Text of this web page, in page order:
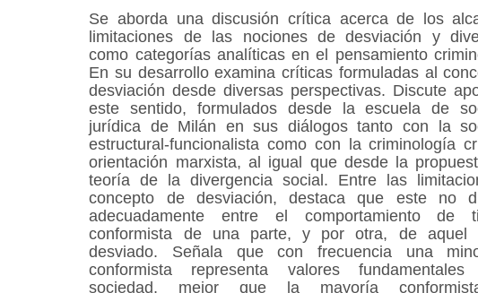
Se aborda una discusión crítica acerca de los
limitaciones de las nociones de desviación y
como categorías analíticas en el pensamiento
En su desarrollo examina críticas formuladas al
desviación desde diversas perspectivas. Discute
este sentido, formulados desde la escuela de
jurídica de Milán en sus diálogos tanto con la
estructural-funcionalista como con la criminología
orientación marxista, al igual que desde la
teoría de la divergencia social. Entre las
concepto de desviación, destaca que este no
adecuadamente entre el comportamiento de
conformista de una parte, y por otra, de aquel
desviado. Señala que con frecuencia una
conformista representa valores
sociedad, mejor que la mayoría